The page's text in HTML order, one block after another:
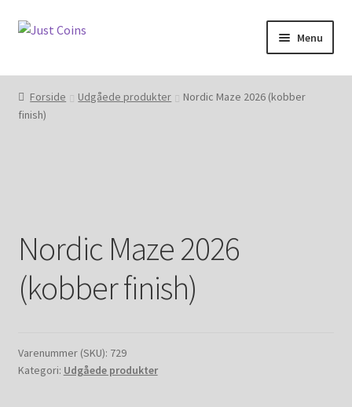
Spring
Spring
Menu
Forside
Indkøbskurv
Forsendelse
Handelsbetingelser og privatlivspolitik
My account
Forside Udgåede produkter
Nordic Maze 2026 (kobber
finish)
Nordic Maze 2026
(kobber finish)
Varenummer (SKU): 729
Kategori: Udgåede produkter